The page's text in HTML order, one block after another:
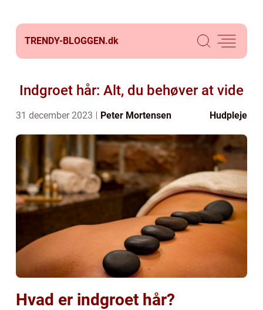
TRENDY-BLOGGEN.dk
Indgroet hår: Alt, du behøver at vide
31 december 2023 Peter Mortensen Hudpleje
Hvad er indgroet hår?